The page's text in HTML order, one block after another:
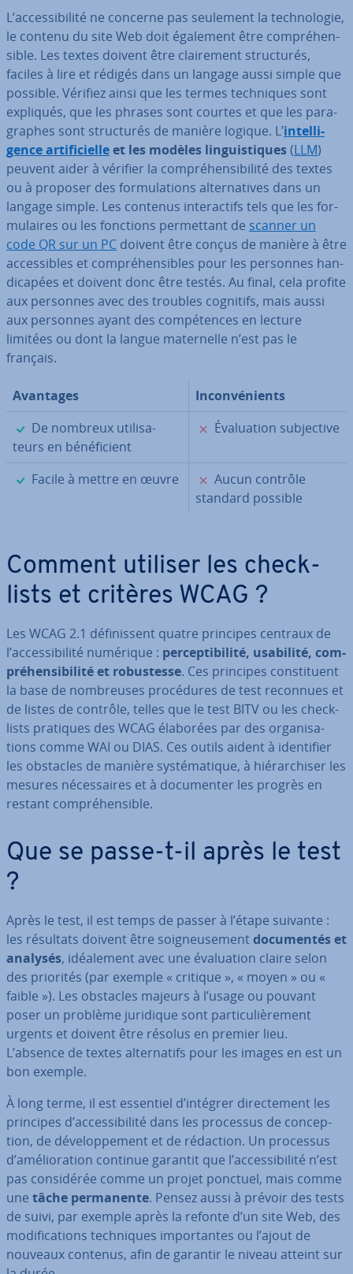
L’ac­ces­si­bi­lité ne concerne pas seulement la tech­no­lo­gie,
le contenu du site Web doit également être com­pré­hen­
sible. Les textes doivent être clai­re­ment struc­tu­rés,
faciles à lire et rédigés dans un langage aussi simple que
possible. Vérifiez ainsi que les termes tech­niques sont
expliqués, que les phrases sont courtes et que les pa­ra­
graphes sont struc­tu­rés de manière logique. L’in­tel­li­
gence ar­ti­fi­cielleet les modèles lin­guis­tiques(LLM)
peuvent aider à vérifier la com­pré­hen­si­bi­lité des textes
ou à proposer des for­mu­la­tions al­ter­na­tives dans un
langage simple. Les contenus in­te­rac­tifs tels que les for­
mu­laires ou les fonctions per­met­tant de scanner un
code QR sur un PC doivent être conçus de manière à être
ac­ces­sibles et com­pré­hen­sibles pour les personnes han­
di­ca­pées et doivent donc être testés. Au final, cela profite
aux personnes avec des troubles cognitifs, mais aussi
aux personnes ayant des com­pé­tences en lecture
limitées ou dont la langue ma­ter­nelle n’est pas le
français.
Avantages
In­con­vé­nients
✓
De nombreux uti­li­sa­
teurs en bé­né­fi­cient
✗
Éva­lua­tion sub­jec­tive
✓
Facile à mettre en œuvre ✗
Aucun contrôle
standard possible
Comment utiliser les che­ck­
lists et critères WCAG ?
Les WCAG 2.1 dé­fi­nis­sent quatre principes centraux de
l’ac­ces­si­bi­lité numérique : per­cep­ti­bi­lité, usabilité, com­
pré­hen­si­bi­lité et ro­bus­tesse. Ces principes cons­ti­tuent
la base de nom­breuses pro­cé­dures de test reconnues et
de listes de contrôle, telles que le test BITV ou les che­ck­
lists pratiques des WCAG élaborées par des or­ga­ni­sa­
tions comme WAI ou DIAS. Ces outils aident à iden­ti­fier
les obstacles de manière sys­té­ma­tique, à hié­rar­chi­ser les
mesures né­ces­saires et à do­cu­men­ter les progrès en
restant com­pré­hen­sible.
Que se passe-t-il après le test
?
Après le test, il est temps de passer à l’étape suivante :
les résultats doivent être soig­neu­se­mentdo­cu­men­tés et
analysés, idéa­le­ment avec une éva­lua­tion claire selon
des priorités (par exemple « critique », « moyen » ou «
faible »). Les obstacles majeurs à l’usage ou pouvant
poser un problème juridique sont par­ti­cu­liè­re­ment
urgents et doivent être résolus en premier lieu.
L’absence de textes al­ter­na­tifs pour les images en est un
bon exemple.
À long terme, il est essentiel d’intégrer di­rec­te­ment les
principes d’ac­ces­si­bi­lité dans les processus de con­cep­
tion, de dé­ve­lop­pe­ment et de rédaction. Un processus
d’amé­lio­ra­tion continue garantit que l’ac­ces­si­bi­lité n’est
pas con­si­dé­rée comme un projet ponctuel, mais comme
une tâche per­ma­nente. Pensez aussi à prévoir des tests
de suivi, par exemple après la refonte d’un site Web, des
mo­di­fi­ca­tions tech­niques im­por­tantes ou l’ajout de
nouveaux contenus, afin de garantir le niveau atteint sur